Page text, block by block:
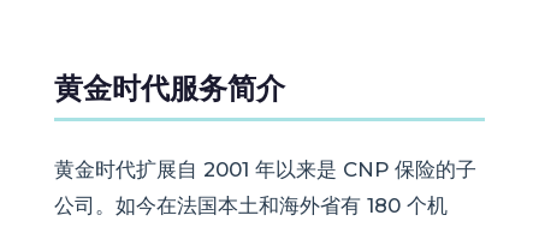
黄金时代服务简介
黄金时代扩展自 2001 年以来是 CNP 保险的子
公司。如今在法国本土和海外省有 180 个机